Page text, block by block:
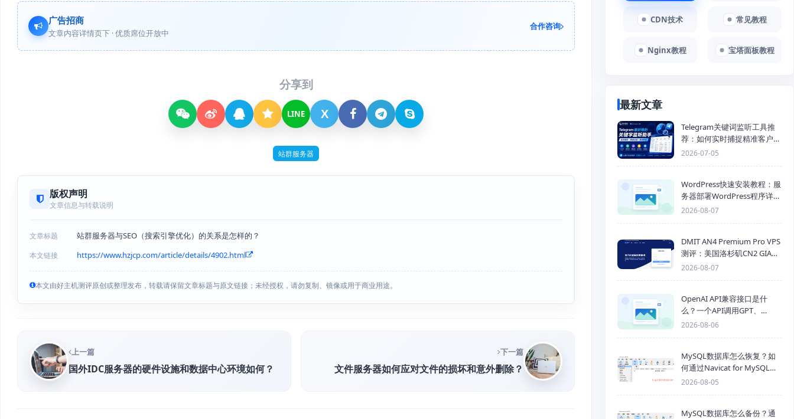
广告招商
文章内容详情页下 · 优质席位开放中
合作咨询
分享到
LINE X
站群服务器
版权声明
文章信息与转载说明
文章标题 站群服务器与SEO（搜索引擎优化）的关系是怎样的？
本文链接 https://www.hzjcp.com/article/details/4902.html
本文由好主机测评原创或整理发布，转载请保留文章标题与原文链接；未经授权，请勿复制、镜像或用于商业用途。
上一篇
国外IDC服务器的硬件设施和数据中心环境如何？
下一篇
文件服务器如何应对文件的损坏和意外删除？
CDN技术 常见教程
Nginx教程 宝塔面板教程
最新文章
Telegram关键词监听工具推
荐：如何实时捕捉精准客户，
提高获客效率？
2026-07-05
WordPress快速安装教程：服
务器部署WordPress程序详细
步骤
2026-08-07
DMIT AN4 Premium Pro VPS
测评：美国洛杉矶CN2 GIA三
网优化线路性能测试
2026-08-07
OpenAI API兼容接口是什
么？一个API调用GPT、
Claude、Gemini、DeepSeek
2026-08-06
MySQL数据库怎么恢复？如
何通过Navicat for MySQL导
入SQL备份文件
2026-08-05
MySQL数据库怎么备份？通